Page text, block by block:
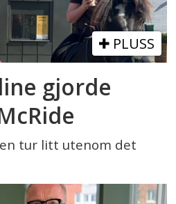
PLUSS
gjorde
tur litt utenom det